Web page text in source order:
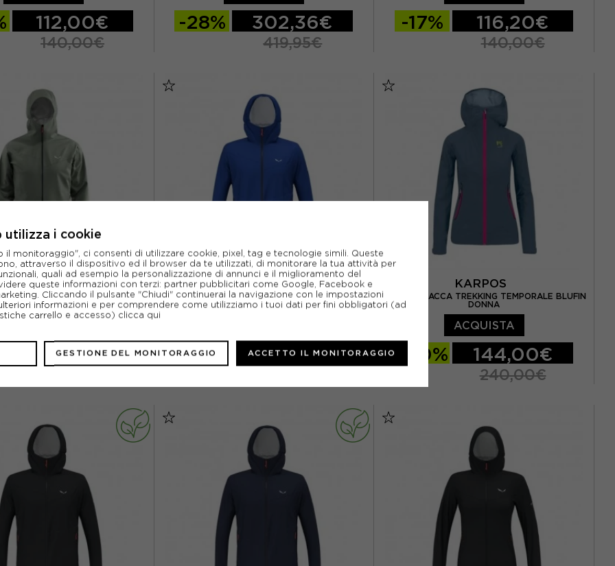
EUR 52
112,00€
140,00€
-28% 302,36€
419,95€
EUR 52 EUR 54
-17% 116,20€
140,00€
SALEWA
TREKKING PUEZ 2,5 PTX
SHADOW UOMO
EUR 52
116,20€
SALEWA
SALEWA GIACCA TREKKING PUEZ 2,5 PTX BLU
ELECTRIC UOMO
EUR 52
-30% 98,00€
KARPOS
KARPOS GIACCA TREKKING TEMPORALE BLUFIN
DONNA
ACQUISTA
-40% 144,00€
240,00€
utilizza i cookie
il monitoraggio", ci consenti di utilizzare cookie, pixel, tag e tecnologie simili. Queste
attraverso il dispositivo ed il browser da te utilizzati, di monitorare la tua attività per
quali ad esempio la personalizzazione di annunci e il miglioramento del
queste informazioni con terzi: partner pubblicitari come Google, Facebook e
Cliccando il pulsante "Chiudi" continuerai la navigazione con le impostazioni
informazioni e per comprendere come utilizziamo i tuoi dati per fini obbligatori (ad
carrello e accesso) clicca qui
GESTIONE DEL MONITORAGGIO ACCETTO IL MONITORAGGIO